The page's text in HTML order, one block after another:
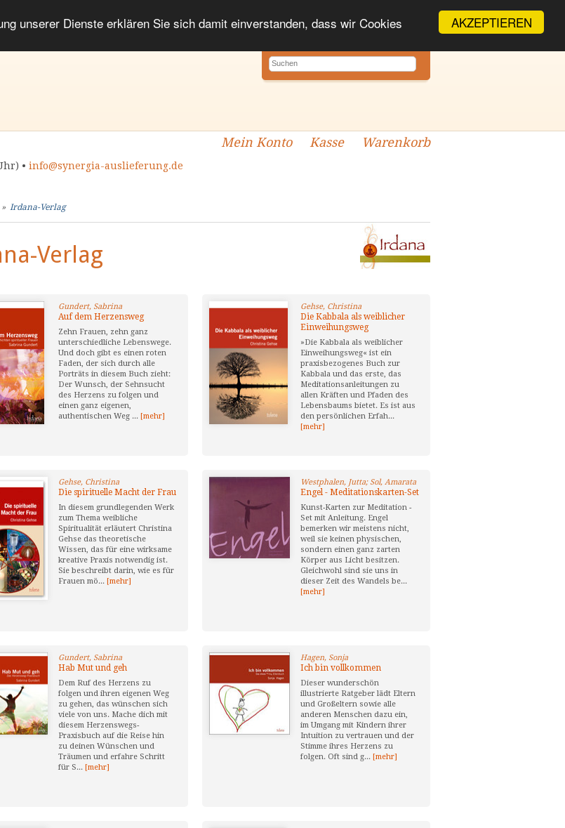
AKZEPTIEREN
unserer Dienste erklären Sie sich damit einverstanden, dass wir Cookies
• info@synergia-auslieferung.de
Mein Konto Kasse Warenkorb
Irdana-Verlag
Verlag
Gundert, Sabrina
Auf dem Herzensweg
Zehn Frauen, zehn ganz
unterschiedliche Lebenswege.
Und doch gibt es einen roten
Faden, der sich durch alle
Porträts in diesem Buch zieht:
Der Wunsch, der Sehnsucht
des Herzens zu folgen und
einen ganz eigenen,
authentischen Weg ... [mehr]
Gehse, Christina
Die Kabbala als weiblicher
Einweihungsweg
»Die Kabbala als weiblicher
Einweihungsweg« ist ein
praxisbezogenes Buch zur
Kabbala und das erste, das
Meditationsanleitungen zu
allen Kräften und Pfaden des
Lebensbaums bietet. Es ist aus
den persönlichen Erfah...
[mehr]
Gehse, Christina
Die spirituelle Macht der Frau
In diesem grundlegenden Werk
zum Thema weibliche
Spiritualität erläutert Christina
Gehse das theoretische
Wissen, das für eine wirksame
kreative Praxis notwendig ist.
Sie beschreibt darin, wie es für
Frauen mö... [mehr]
Westphalen, Jutta; Sol, Amarata
Engel - Meditationskarten-Set
Kunst-Karten zur Meditation -
Set mit Anleitung. Engel
bemerken wir meistens nicht,
weil sie keinen physischen,
sondern einen ganz zarten
Körper aus Licht besitzen.
Gleichwohl sind sie uns in
dieser Zeit des Wandels be...
[mehr]
Gundert, Sabrina
Hab Mut und geh
Dem Ruf des Herzens zu
folgen und ihren eigenen Weg
zu gehen, das wünschen sich
viele von uns. Mache dich mit
diesem Herzenswegs-
Praxisbuch auf die Reise hin
zu deinen Wünschen und
Träumen und erfahre Schritt
für S... [mehr]
Hagen, Sonja
Ich bin vollkommen
Dieser wunderschön
illustrierte Ratgeber lädt Eltern
und Großeltern sowie alle
anderen Menschen dazu ein,
im Umgang mit Kindern ihrer
Intuition zu vertrauen und der
Stimme ihres Herzens zu
folgen. Oft sind g... [mehr]